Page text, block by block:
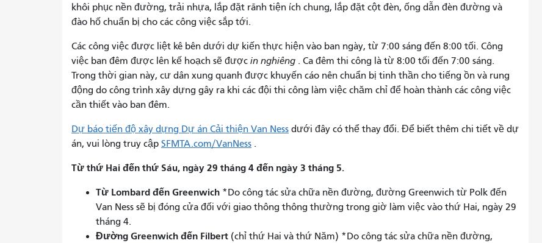
khôi phục nền đường, trải nhựa, lắp đặt rãnh tiện ích chung, lắp đặt cột đèn, ống dẫn đèn đường và
đào hố chuẩn bị cho các công việc sắp tới.
Các công việc được liệt kê bên dưới dự kiến ​​thực hiện vào ban ngày, từ 7:00 sáng đến 8:00 tối. Công
việc ban đêm được lên kế hoạch sẽ được in nghiêng . Ca đêm thi công là từ 8:00 tối đến 7:00 sáng.
Trong thời gian này, cư dân xung quanh được khuyến cáo nên chuẩn bị tinh thần cho tiếng ồn và rung
động do công trình xây dựng gây ra khi các đội thi công làm việc chăm chỉ để hoàn thành các công việc
cần thiết vào ban đêm.
Dự báo tiến độ xây dựng Dự án Cải thiện Van Ness dưới đây có thể thay đổi. Để biết thêm chi tiết về dự
án, vui lòng truy cập SFMTA.com/VanNess .
Từ thứ Hai đến thứ Sáu, ngày 29 tháng 4 đến ngày 3 tháng 5.
Từ Lombard đến Greenwich *Do công tác sửa chữa nền đường, đường Greenwich từ Polk đến
Van Ness sẽ bị đóng cửa đối với giao thông thông thường trong giờ làm việc vào thứ Hai, ngày 29
tháng 4.
Đường Greenwich đến Filbert (chỉ thứ Hai và thứ Năm) *Do công tác sửa chữa nền đường,